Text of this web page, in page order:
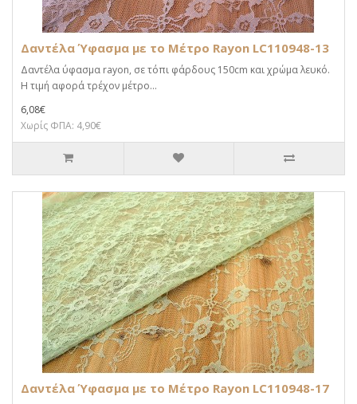
Δαντέλα Ύφασμα με το Μέτρο Rayon LC110948-13
Δαντέλα ύφασμα rayon, σε τόπι φάρδους 150cm και χρώμα λευκό.
Η τιμή αφορά τρέχον μέτρο...
6,08€
Χωρίς ΦΠΑ: 4,90€
Δαντέλα Ύφασμα με το Μέτρο Rayon LC110948-17